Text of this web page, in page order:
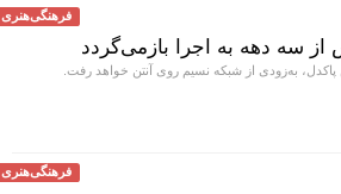
فرهنگی‌هنری
از سه دهه به اجرا بازمی‌گردد
به‌زودی از شبکه نسیم روی آنتن خواهد رفت.
فرهنگی‌هنری